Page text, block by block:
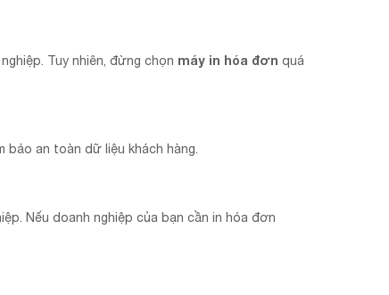
Tuy nhiên, đừng chọn máy in hóa đơn quá
an toàn dữ liệu khách hàng.
Nếu doanh nghiệp của bạn cần in hóa đơn